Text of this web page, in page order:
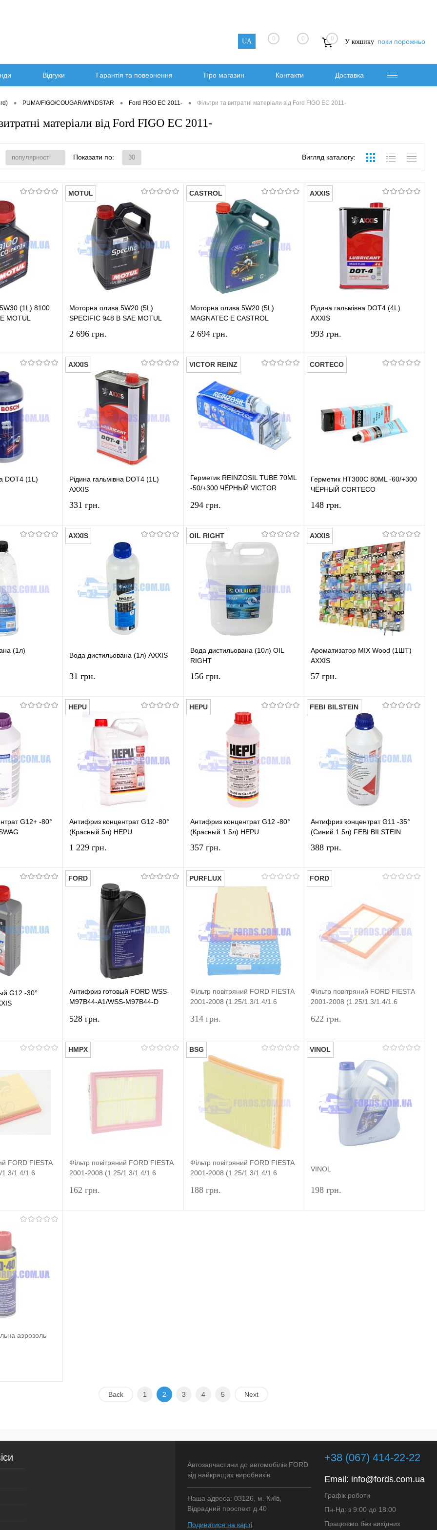
UA 0 0 0 У кошику поки порожньо
Відгуки Гарантія та повернення Про магазин Контакти Доставка
• PUMA/FIGO/COUGAR/WINDSTAR • Ford FIGO EC 2011- • Фільтри та витратні матеріали від Ford FIGO EC 2011-
матеріали від Ford FIGO EC 2011-
Показати по: Вигляд каталогу:
(1L) 8100
MOTUL
Порівняння
У наявності
MOTUL
Моторна олива 5W20 (5L)
SPECIFIC 948 B SAE MOTUL
2 696 грн.
У кошик
Купити в 1 клік Порівняння
У вибране У наявності
CASTROL
Моторна олива 5W20 (5L)
MAGNATEC E CASTROL
2 694 грн.
Купити в 1 клік Порівняння
У вибране У наявності
AXXIS
Рідина гальмівна DOT4 (4L)
AXXIS
993 грн.
У вибране У наявності
DOT4 (1L)
У наявності
AXXIS
Рідина гальмівна DOT4 (1L)
AXXIS
331 грн.
У вибране У наявності
VICTOR REINZ
Герметик REINZOSIL TUBE 70ML
-50/+300 ЧЁРНЫЙ VICTOR
294 грн.
У кошик
Купити в 1 клік Порівняння
У вибране У наявності
CORTECO
Герметик HT300C 80ML -60/+300
ЧЁРНЫЙ CORTECO
148 грн.
У кошик
Купити в 1 клік Порівняння
У вибране У наявності
(1л)
У наявності
AXXIS
Вода дистильована (1л) AXXIS
31 грн.
У кошик
Купити в 1 клік
У вибране У наявності
OIL RIGHT
Вода дистильована (10л) OIL
RIGHT
156 грн.
Купити в 1 клік
У вибране У наявності
AXXIS
Ароматизатор MIX Wood (1ШТ)
AXXIS
57 грн.
Порівняння
У вибране У наявності
G12+ -80°
Порівняння
У наявності
HEPU
Антифриз концентрат G12 -80°
(Красный 5л) HEPU
1 229 грн.
Купити в 1 клік Порівняння
У вибране У наявності
HEPU
Антифриз концентрат G12 -80°
(Красный 1.5л) HEPU
357 грн.
У кошик
Купити в 1 клік Порівняння
У вибране У наявності
FEBI BILSTEIN
Антифриз концентрат G11 -35°
(Cиний 1.5л) FEBI BILSTEIN
388 грн.
Купити в 1 клік Порівняння
У вибране У наявності
G12 -30°
Порівняння
У наявності
FORD
Антифриз готовый FORD WSS-
M97B44-A1/WSS-M97B44-D
528 грн.
Купити в 1 клік
У вибране У наявності
PURFLUX
Фільтр повітряний FORD FIESTA
2001-2008 (1.25/1.3/1.4/1.6
314 грн.
До
У вибране Недоступно
FORD
Фільтр повітряний FORD FIESTA
2001-2008 (1.25/1.3/1.4/1.6
622 грн.
Підписатися
Купити в 1 клік
До
порівняння
У вибране Недоступно
FORD FIESTA
1.4/1.6
порівняння
HMPX
Фільтр повітряний FORD FIESTA
2001-2008 (1.25/1.3/1.4/1.6
162 грн.
BSG
Фільтр повітряний FORD FIESTA
2001-2008 (1.25/1.3/1.4/1.6
188 грн.
VINOL
VINOL
198 грн.
аэрозоль
Back 1 2 3 4 5 Next
Автозапчастини до автомобілів FORD
від найкращих виробників
Наша адреса: 03126, м. Київ,
Відрадний проспект д.40
Подивитися на карті
+38 (067) 414-22-22
Email: info@fords.com.ua
Графік роботи
Пн-Нд: з 9:00 до 18:00
Працюємо без вихідних